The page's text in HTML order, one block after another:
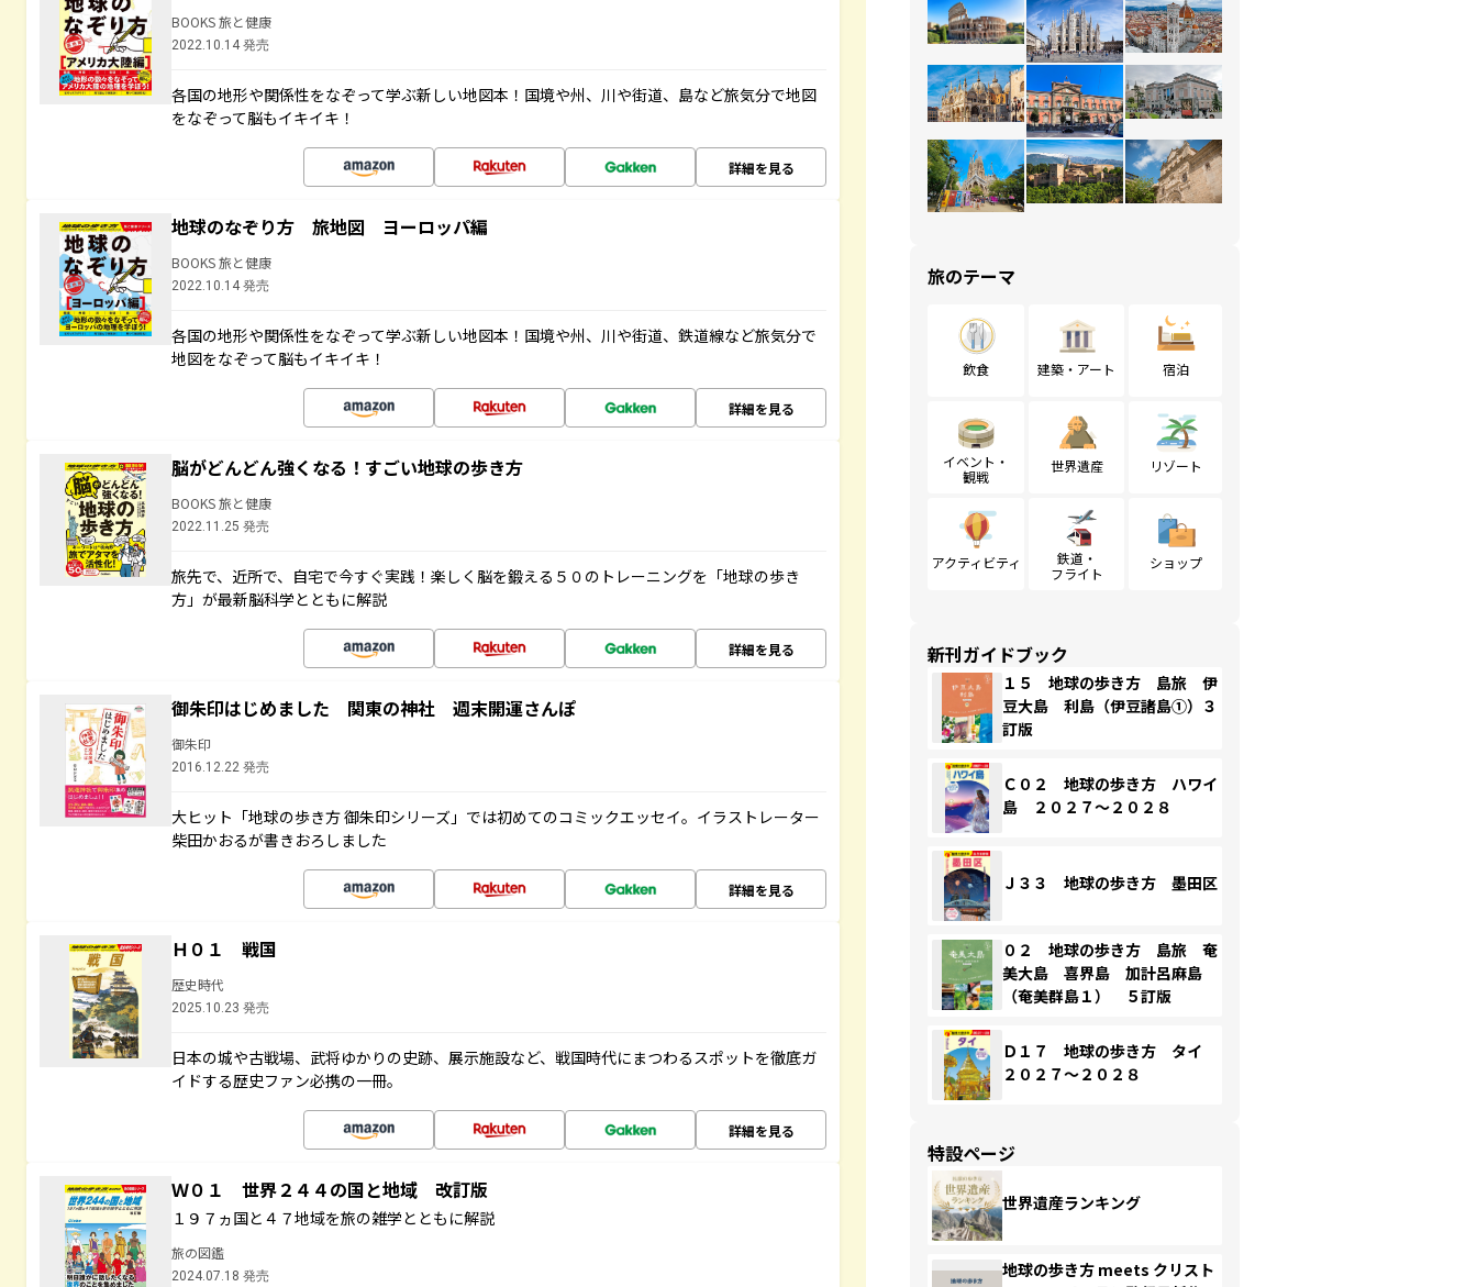
BOOKS 旅と健康
2022.10.14 発売
各国の地形や関係性をなぞって学ぶ新しい地図本！国境や州、川や街道、島など旅気分で地図
をなぞって脳もイキイキ！
詳細を見る
地球のなぞり方 旅地図 ヨーロッパ編
BOOKS 旅と健康
2022.10.14 発売
各国の地形や関係性をなぞって学ぶ新しい地図本！国境や州、川や街道、鉄道線など旅気分で
地図をなぞって脳もイキイキ！
詳細を見る
脳がどんどん強くなる！すごい地球の歩き方
BOOKS 旅と健康
2022.11.25 発売
旅先で、近所で、自宅で今すぐ実践！楽しく脳を鍛える５０のトレーニングを「地球の歩き
方」が最新脳科学とともに解説
詳細を見る
御朱印はじめました 関東の神社 週末開運さんぽ
御朱印
2016.12.22 発売
大ヒット「地球の歩き方 御朱印シリーズ」では初めてのコミックエッセイ。イラストレーター
柴田かおるが書きおろしました
詳細を見る
Ｈ０１ 戦国
歴史時代
2025.10.23 発売
日本の城や古戦場、武将ゆかりの史跡、展示施設など、戦国時代にまつわるスポットを徹底ガ
イドする歴史ファン必携の一冊。
詳細を見る
Ｗ０１ 世界２４４の国と地域 改訂版
１９７ヵ国と４７地域を旅の雑学とともに解説
旅の図鑑
2024.07.18 発売
旅のテーマ
飲食 建築・アート 宿泊
イベント・
観戦
世界遺産 リゾート
アクティビティ
鉄道・
フライト
ショップ
新刊ガイドブック
１５ 地球の歩き方 島旅 伊
豆大島 利島（伊豆諸島①）３
訂版
Ｃ０２ 地球の歩き方 ハワイ
島 ２０２７～２０２８
Ｊ３３ 地球の歩き方 墨田区
０２ 地球の歩き方 島旅 奄
美大島 喜界島 加計呂麻島
（奄美群島１） ５訂版
Ｄ１７ 地球の歩き方 タイ
２０２７～２０２８
特設ページ
世界遺産ランキング
地球の歩き方 meets クリスト